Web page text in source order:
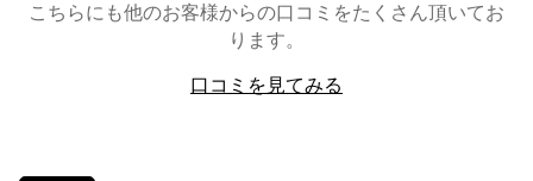
こちらにも他のお客様からの口コミをたくさん頂いてお
ります。
口コミを見てみる